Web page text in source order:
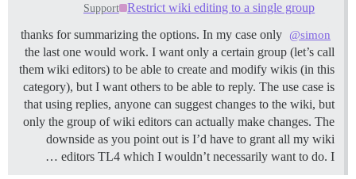
Restrict wiki editing to a single group
Support
@simon
thanks for summarizing the options. In my case only
the last one would work. I want only a certain group (let’s call
them wiki editors) to be able to create and modify wikis (in this
category), but I want others to be able to reply. The use case is
that using replies, anyone can suggest changes to the wiki, but
only the group of wiki editors can actually make changes. The
downside as you point out is I’d have to grant all my wiki
editors TL4 which I wouldn’t necessarily want to do. I …